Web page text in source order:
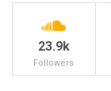
23.9k
Followers